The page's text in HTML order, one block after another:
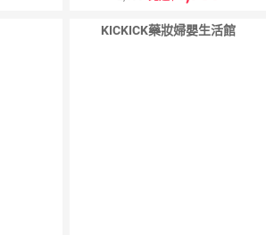
KICKICK藥妝婦嬰生活館